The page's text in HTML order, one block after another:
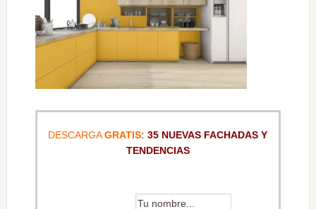
DESCARGAGRATIS: 35 NUEVAS FACHADAS Y
TENDENCIAS